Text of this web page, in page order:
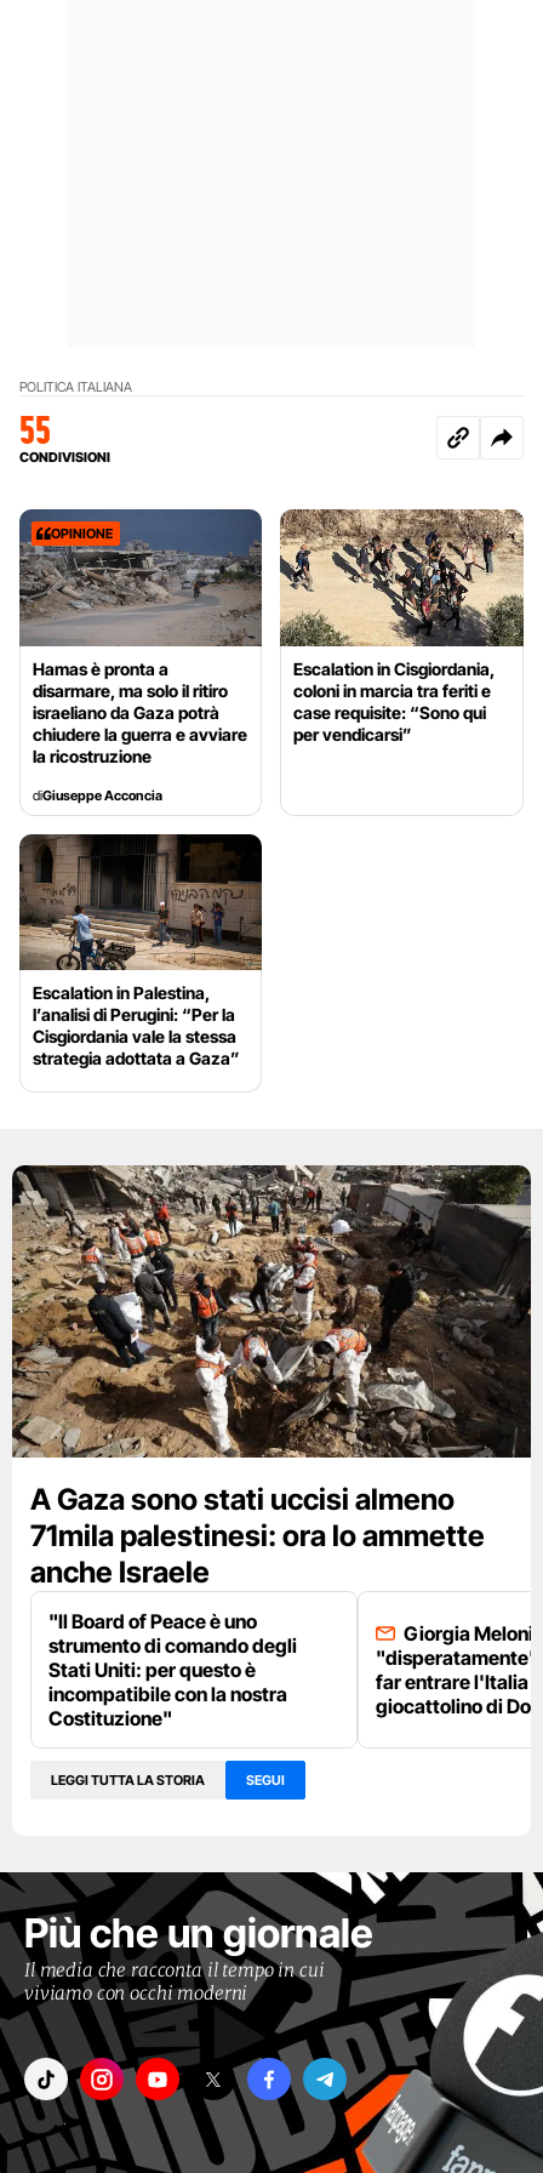
POLITICA ITALIANA
55
CONDIVISIONI
OPINIONE
Hamas è pronta a
disarmare, ma solo il ritiro
israeliano da Gaza potrà
chiudere la guerra e avviare
la ricostruzione
diGiuseppe Acconcia
Escalation in Cisgiordania,
coloni in marcia tra feriti e
case requisite: “Sono qui
per vendicarsi”
Escalation in Palestina,
l’analisi di Perugini: “Per la
Cisgiordania vale la stessa
strategia adottata a Gaza”
A Gaza sono stati uccisi almeno
71mila palestinesi: ora lo ammette
anche Israele
"Il Board of Peace è uno
strumento di comando degli
Stati Uniti: per questo è
incompatibile con la nostra
Costituzione"
Giorgia Meloni
"disperatamente"
far entrare l'Italia
giocattolino di
LEGGI TUTTA LA STORIA SEGUI
Più che un giornale
Il media che racconta il tempo in cui
viviamo con occhi moderni